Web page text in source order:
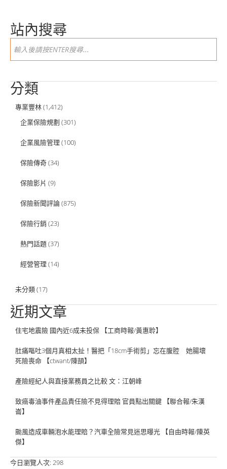
站內搜尋
分類
專業豐林(1,412)
企業保險規劃 (301)
企業風險管理 (100)
保險傳奇(34)
保險影片 (9)
保險新聞評論(875)
保險行銷 (23)
熱門話題(37)
經營管理 (14)
未分類(17)
近期文章
住宅地震險 國內近6成未投保 【工商時報/黃惠聆】
肚痛嘔吐3個月真相太扯！醫把「18cm手術剪」忘在腹腔 她腸壞
死險喪命 【ctwant/陳頡】
產險經紀人與直接業務員之比較 文：江朝峰
致癌毒油事件產品責任險不見得理賠 官員點出關鍵 【聯合報/朱漢
崙】
颱風造成車輛泡水能理賠？汽車全險常見迷思曝光 【自由時報/陳英
傑】
今日瀏覽人次: 298